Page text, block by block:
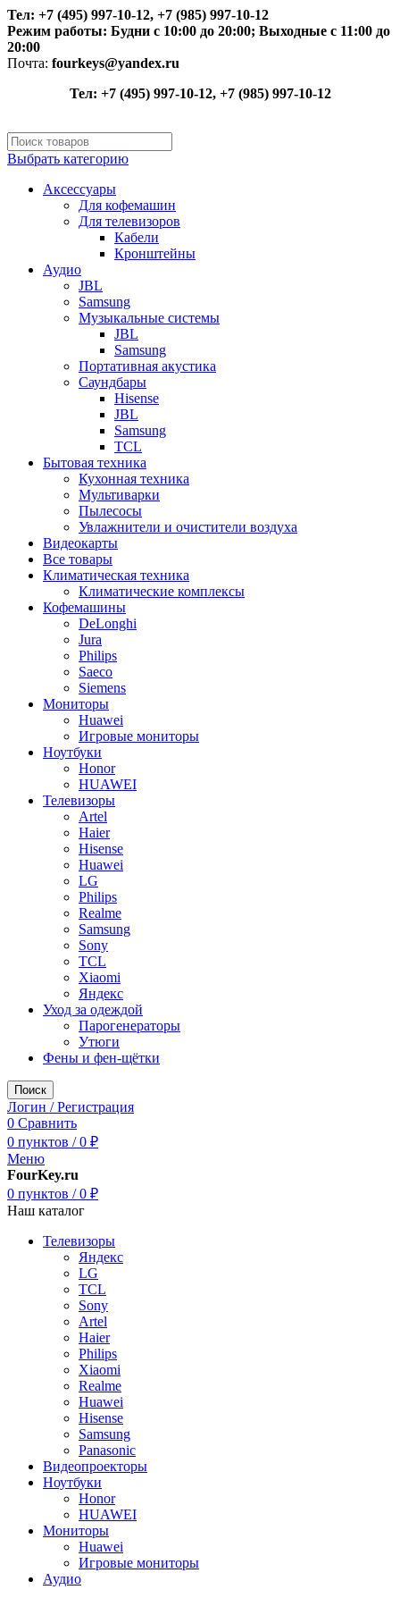
Тел: +7 (495) 997-10-12, +7 (985) 997-10-12
Режим работы: Будни с 10:00 до 20:00; Выходные с 11:00 до
20:00
Почта: fourkeys@yandex.ru
Тел: +7 (495) 997-10-12, +7 (985) 997-10-12
Выбрать категорию
Аксессуары
Для кофемашин
Для телевизоров
Кабели
Кронштейны
Аудио
JBL
Samsung
Музыкальные системы
JBL
Samsung
Портативная акустика
Саундбары
Hisense
JBL
Samsung
TCL
Бытовая техника
Кухонная техника
Мультиварки
Пылесосы
Увлажнители и очистители воздуха
Видеокарты
Все товары
Климатическая техника
Климатические комплексы
Кофемашины
DeLonghi
Jura
Philips
Saeco
Siemens
Мониторы
Huawei
Игровые мониторы
Ноутбуки
Honor
HUAWEI
Телевизоры
Artel
Haier
Hisense
Huawei
LG
Philips
Realme
Samsung
Sony
TCL
Xiaomi
Яндекс
Уход за одеждой
Парогенераторы
Утюги
Фены и фен-щётки
Поиск
Логин / Регистрация
0 Сравнить
0 пунктов / 0 ₽
Меню
FourKey.ru
0 пунктов / 0 ₽
Наш каталог
Телевизоры
Яндекс
LG
TCL
Sony
Artel
Haier
Philips
Xiaomi
Realme
Huawei
Hisense
Samsung
Panasonic
Видеопроекторы
Ноутбуки
Honor
HUAWEI
Мониторы
Huawei
Игровые мониторы
Аудио